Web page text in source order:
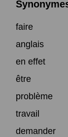
faire
anglais
en effet
être
problème
travail
demander